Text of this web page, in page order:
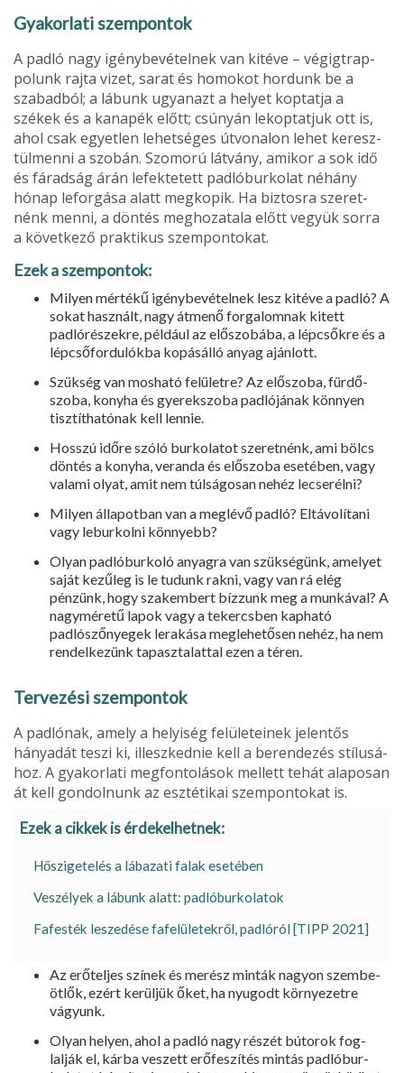
Gyakorlati szempontok
A padló nagy igénybevételnek van kitéve – végigtrap­
polunk rajta vizet, sarat és homokot hordunk be a
szabadból; a lábunk ugyanazt a helyet koptatja a
székek és a kanapék előtt; csúnyán lekoptatjuk ott is,
ahol csak egyetlen lehetséges útvonalon lehet keresz­
tülmenni a szobán. Szomorú látvány, amikor a sok idő
és fáradság árán lefektetett padlóburkolat néhány
hónap leforgása alatt megkopik. Ha biztosra szeret­
nénk menni, a döntés meghozatala előtt vegyük sorra
a következő praktikus szempontokat.
Ezek a szempontok:
Milyen mértékű igénybevételnek lesz kitéve a padló? A
sokat használt, nagy átmenő forgalomnak kitett
padlórészekre, például az előszobába, a lépcsőkre és a
lépcsőfordulókba kopásálló anyag ajánlott.
Szükség van mosható felületre? Az előszoba, fürdő­
szoba, konyha és gyerekszoba padlójának könnyen
tisztíthatónak kell lennie.
Hosszú időre szóló burkolatot szeretnénk, ami bölcs
döntés a konyha, veranda és előszoba esetében, vagy
valami olyat, amit nem túlságosan nehéz lecserélni?
Milyen állapotban van a meglévő padló? Eltávolítani
vagy leburkolni könnyebb?
Olyan padlóburkoló anyagra van szükségünk, ame­lyet
saját kezűleg is le tudunk rakni, vagy van rá elég
pénzünk, hogy szakembert bízzunk meg a munká­val? A
nagyméretű lapok vagy a tekercsben kapható
padlószőnyegek lerakása meglehetősen nehéz, ha nem
rendelkezünk tapasztalattal ezen a téren.
Tervezési szempontok
A padlónak, amely a helyiség felületeinek jelentős
hányadát teszi ki, illeszkednie kell a berendezés stílusá­
hoz. A gyakorlati megfontolások mellett tehát alaposan
át kell gondolnunk az esztétikai szempontokat is.
Ezek a cikkek is érdekelhetnek:
Hőszigetelés a lábazati falak esetében
Veszélyek a lábunk alatt: padlóburkolatok
Fafesték leszedése fafelületekről, padlóról [TIPP 2021]
Az erőteljes színek és merész minták nagyon szembe­
ötlők, ezért kerüljük őket, ha nyugodt környezetre
vágyunk.
Olyan helyen, ahol a padló nagy részét bútorok fog­
lalják el, kárba veszett erőfeszítés mintás padlóbur­